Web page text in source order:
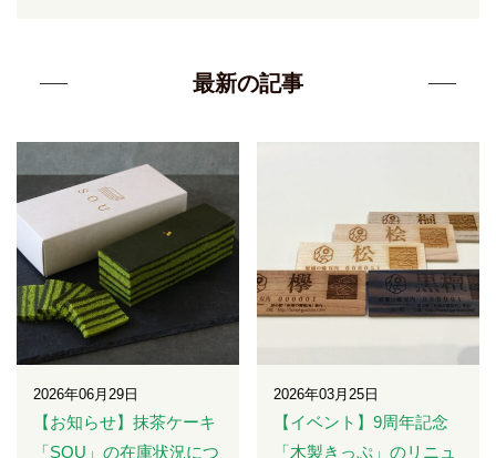
最新の記事
2026年06月29日
【お知らせ】抹茶ケーキ
「SOU」の在庫状況につ
2026年03月25日
【イベント】9周年記念
「木製きっぷ」のリニュ